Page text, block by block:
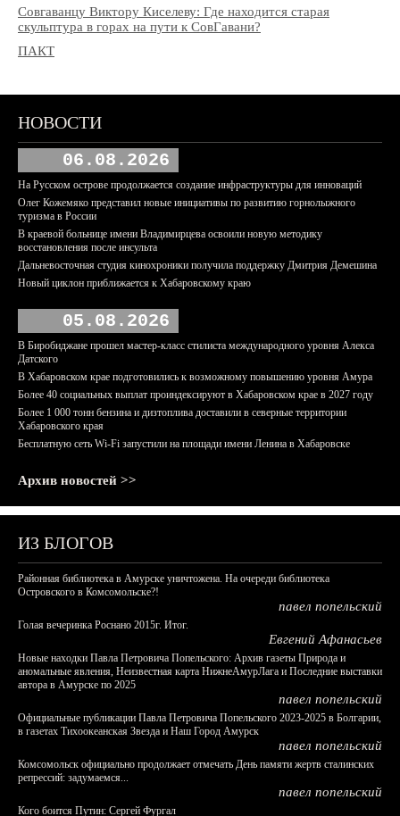
Совгаванцу Виктору Киселеву: Где находится старая
скульптура в горах на пути к СовГавани?
ПАКТ
НОВОСТИ
06.08.2026
На Русском острове продолжается создание инфраструктуры для инноваций
Олег Кожемяко представил новые инициативы по развитию горнолыжного
туризма в России
В краевой больнице имени Владимирцева освоили новую методику
восстановления после инсульта
Дальневосточная студия кинохроники получила поддержку Дмитрия Демешина
Новый циклон приближается к Хабаровскому краю
05.08.2026
В Биробиджане прошел мастер-класс стилиста международного уровня Алекса
Датского
В Хабаровском крае подготовились к возможному повышению уровня Амура
Более 40 социальных выплат проиндексируют в Хабаровском крае в 2027 году
Более 1 000 тонн бензина и дизтоплива доставили в северные территории
Хабаровского края
Бесплатную сеть Wi-Fi запустили на площади имени Ленина в Хабаровске
Архив новостей >>
ИЗ БЛОГОВ
Районная библиотека в Амурске уничтожена. На очереди библиотека
Островского в Комсомольске?!
павел попельский
Голая вечеринка Роснано 2015г. Итог.
Евгений Афанасьев
Новые находки Павла Петровича Попельского: Архив газеты Природа и
аномальные явления, Неизвестная карта НижнеАмурЛага и Последние выставки
автора в Амурске по 2025
павел попельский
Официальные публикации Павла Петровича Попельского 2023-2025 в Болгарии,
в газетах Тихоокеанская Звезда и Наш Город Амурск
павел попельский
Комсомольск официально продолжает отмечать День памяти жертв сталинских
репрессий: задумаемся...
павел попельский
Кого боится Путин: Сергей Фургал